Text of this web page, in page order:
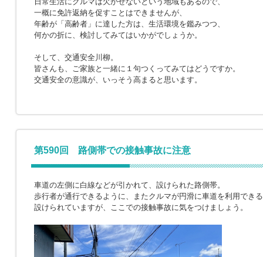
一概に免許返納を促すことはできませんが、
年齢が「高齢者」に達した方は、生活環境を鑑みつつ、
何かの折に、検討してみてはいかがでしょうか。
そして、交通安全川柳。
皆さんも、ご家族と一緒に１句つくってみてはどうですか。
交通安全の意識が、いっそう高まると思います。
第590回 路側帯での接触事故に注意
車道の左側に白線などが引かれて、設けられた路側帯。
歩行者が通行できるように、またクルマが円滑に車道を利用でき
設けられていますが、ここでの接触事故に気をつけましょう。